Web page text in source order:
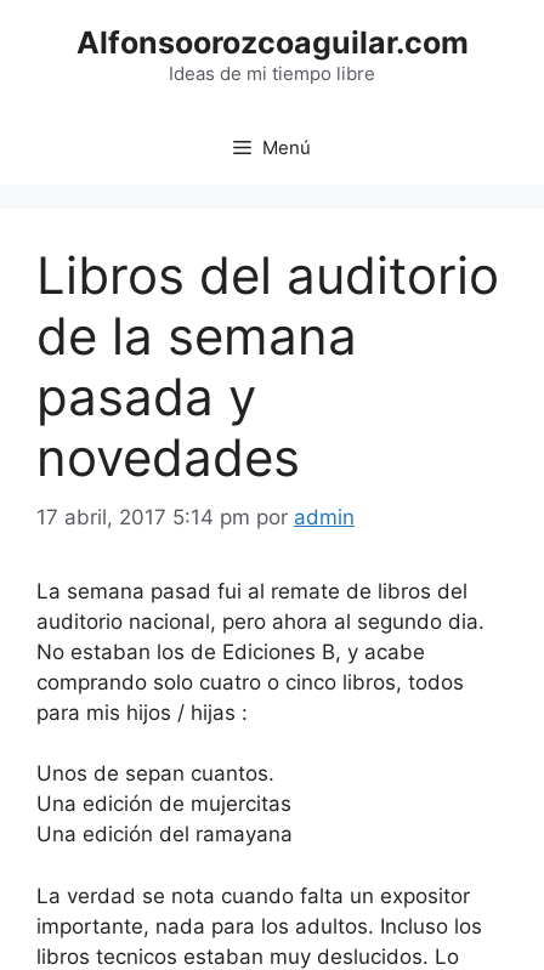
Alfonsoorozcoaguilar.com
Ideas de mi tiempo libre
Menú
Libros del auditorio
de la semana
pasada y
novedades
17 abril, 2017 5:14 pm por admin
La semana pasad fui al remate de libros del
auditorio nacional, pero ahora al segundo dia.
No estaban los de Ediciones B, y acabe
comprando solo cuatro o cinco libros, todos
para mis hijos / hijas :
Unos de sepan cuantos.
Una edición de mujercitas
Una edición del ramayana
La verdad se nota cuando falta un expositor
importante, nada para los adultos. Incluso los
libros tecnicos estaban muy deslucidos. Lo